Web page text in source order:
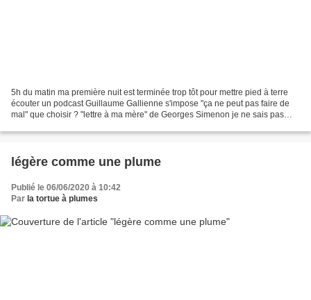
5h du matin ma première nuit est terminée trop tôt pour mettre pied à terre
écouter un podcast Guillaume Gallienne s'impose "ça ne peut pas faire de
mal" que choisir ? "lettre à ma mère" de Georges Simenon je ne sais pas
légère comme une plume
Publié le 06/06/2020 à 10:42
Par la tortue à plumes